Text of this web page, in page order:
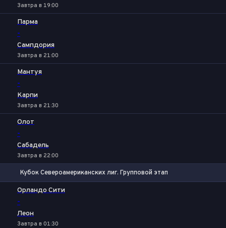
Завтра в 19:00
Парма
-
Сампдория
Завтра в 21:00
Мантуя
-
Карпи
Завтра в 21:30
Олот
-
Сабадель
Завтра в 22:00
Кубок Североамериканских лиг. Групповой этап
Орландо Сити
-
Леон
Завтра в 01:30